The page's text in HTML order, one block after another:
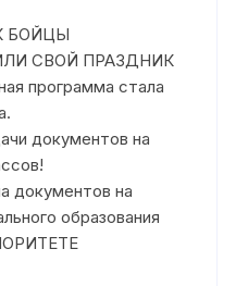
БОЙЦЫ
СВОЙ ПРАЗДНИК
программа стала
документов на
документов на
образования